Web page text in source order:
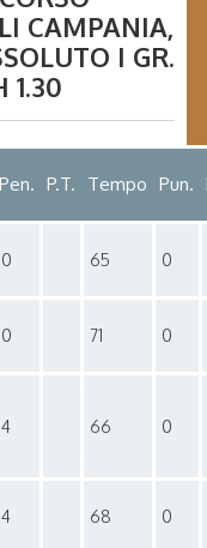
CAMPANIA,
I GR.
1.30
Pen. P.T. Tempo Pun.
0 65 0
0 71 0
4 66 0
4 68 0